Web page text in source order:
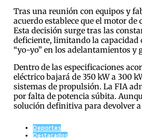
Tras una reunión con equipos y
acuerdo establece que el motor
Esta decisión surge tras las
deficiente, limitando la capacidad
“yo-yo” en los adelantamientos
Dentro de las especificaciones
eléctrico bajará de 350 kW a 300
sistemas de propulsión. La FIA
por falta de potencia súbita.
solución definitiva para devolver
Deportes
Destacados